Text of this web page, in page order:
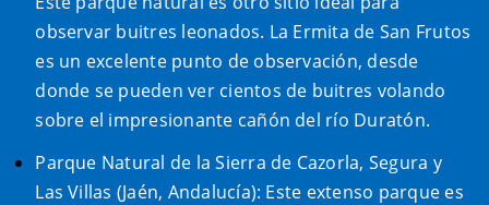
observar buitres leonados. La Ermita de San Frutos
es un excelente punto de observación, desde
donde se pueden ver cientos de buitres volando
sobre el impresionante cañón del río Duratón.
Parque Natural de la Sierra de Cazorla, Segura y
Las Villas (Jaén, Andalucía): Este extenso parque es